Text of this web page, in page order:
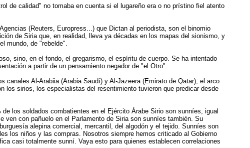
de calidad" no tomaba en cuenta si el lugareño era o no prístino fiel atento
(Reuters, Europress...) que Dictan al periodista, son el binomio
de Siria que, en realidad, lleva ya décadas en los mapas del sionismo, y
mundo, de "rebelde".
sino, en el fondo, el gregarismo, el espíritu de cuerpo. Se ha intentado
a partir de un pensamiento negador de "el Otro".
Al-Arabiia (Arabia Saudí) y Al-Jazeera (Emirato de Qatar), el arco
los sirios, los especialistas del resentimiento tuvieron que predicar desde
los soldados combatientes en el Ejército Árabe Sirio son sunníes, igual
ven con pañuelo en el Parlamento de Siria son sunníes también. Su
alepina comercial, mercantil, del algodón y el tejido. Sunníes son
los niños y las compras. Nosotros siempre hemos criticado al Gobierno
casi totalmente sunní. Vaya esto para quienes establecen correlaciones